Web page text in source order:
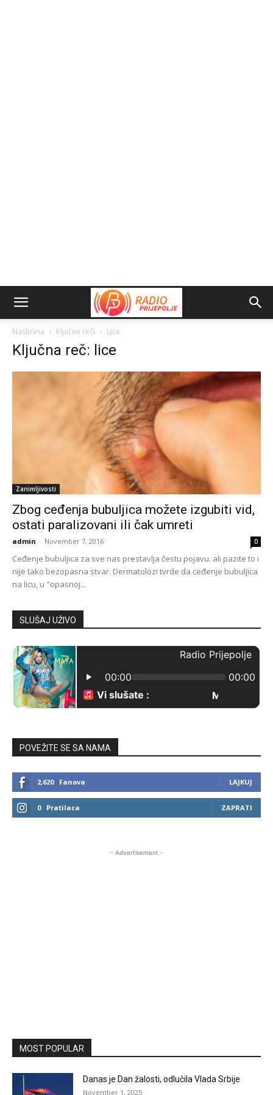
Naslovna Ključne reči Lice
Ključna reč: lice
Zanimljivosti
Zbog ceđenja bubuljica možete izgubiti vid,
ostati paralizovani ili čak umreti
admin - November 7, 2016 0
Ceđenje bubuljica za sve nas prestavlja čestu pojavu. ali pazite to i
nije tako bezopasna stvar. Dermatolozi tvrde da ceđenje bubuljica
na licu, u "opasnoj...
SLUŠAJ UŽIVO
POVEŽITE SE SA NAMA
2,620 Fanova LAJKUJ
0 Pratilaca ZAPRATI
- Advertisement -
MOST POPULAR
Danas je Dan žalosti, odlučila Vlada Srbije
November 1, 2025